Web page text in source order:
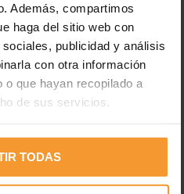
Además, compartimos
haga del sitio web con
publicidad y análisis
con otra información
que hayan recopilado a
de sus servicios.
TODAS
en el 2% de los
circula con fallos en luces,
en horas con poca luz
peligros y medidas de
y lo que pagan las